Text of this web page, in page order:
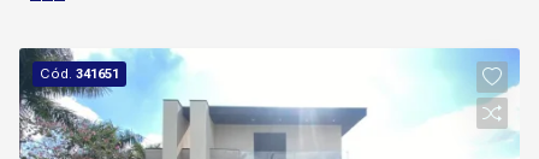
Cód.341651